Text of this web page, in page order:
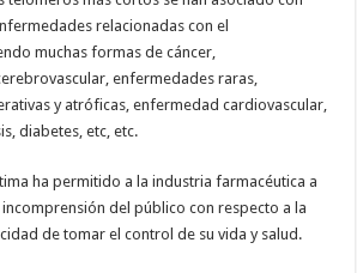
relacionadas con el
muchas formas de cáncer,
enfermedades raras,
y atróficas, enfermedad cardiovascular,
diabetes, etc, etc.
ha permitido a la industria farmacéutica a
del público con respecto a la
de tomar el control de su vida y salud.